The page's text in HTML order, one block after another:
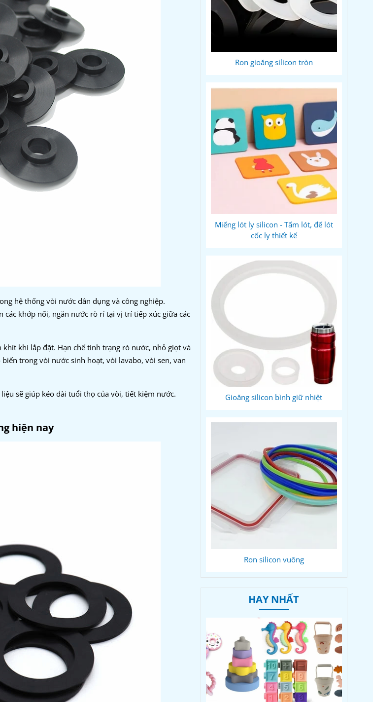
hệ thống vòi nước dân dụng và công nghiệp.
khớp nối, ngăn nước rò rỉ tại vị trí tiếp xúc giữa các
khi lắp đặt. Hạn chế tình trạng rò nước, nhỏ giọt và
trong vòi nước sinh hoạt, vòi lavabo, vòi sen, van
sẽ giúp kéo dài tuổi thọ của vòi, tiết kiệm nước.
hiện nay
Ron gioăng silicon tròn
Miếng lót ly silicon - Tấm lót, đế lót
cốc ly thiết kế
Gioăng silicon bình giữ nhiệt
Ron silicon vuông
HAY NHẤT